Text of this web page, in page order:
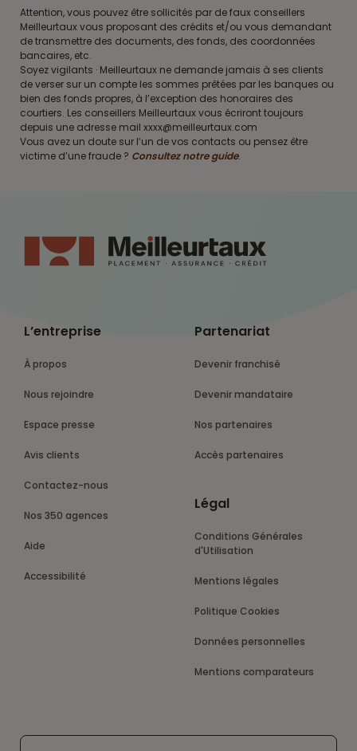
Attention, vous pouvez être sollicités par de faux conseillers
Meilleurtaux vous proposant des crédits et/ou vous demandant
de transmettre des documents, des fonds, des coordonnées
bancaires, etc.
Soyez vigilants · Meilleurtaux ne demande jamais à ses clients
de verser sur un compte les sommes prêtées par les banques ou
bien des fonds propres, à l’exception des honoraires des
courtiers. Les conseillers Meilleurtaux vous écriront toujours
depuis une adresse mail xxxx@meilleurtaux.com
Vous avez un doute sur l’un de vos contacts ou pensez être
victime d’une fraude ? Consultez notre guide.
L’entreprise
À propos
Nous rejoindre
Espace presse
Avis clients
Contactez-nous
Nos 350 agences
Aide
Accessibilité
Partenariat
Devenir franchisé
Devenir mandataire
Nos partenaires
Accès partenaires
Légal
Conditions Générales
d'Utilisation
Mentions légales
Politique Cookies
Données personnelles
Mentions comparateurs